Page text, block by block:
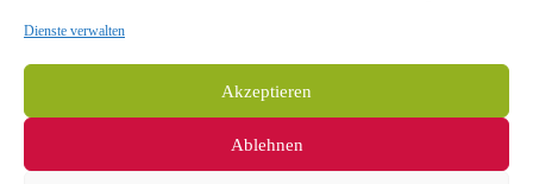
Dienste verwalten
Akzeptieren
Ablehnen
Anschrift
Goetheschule Dieburg
Kooperative Gesamtschule des Landkreises
Goethestraße 10-14, 64807 Dieburg